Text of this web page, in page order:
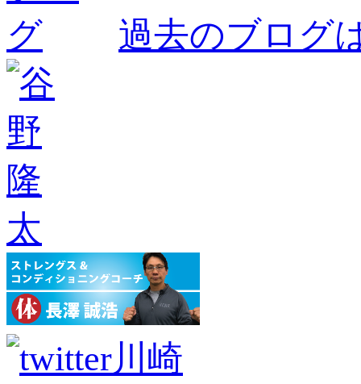
過去のブログ